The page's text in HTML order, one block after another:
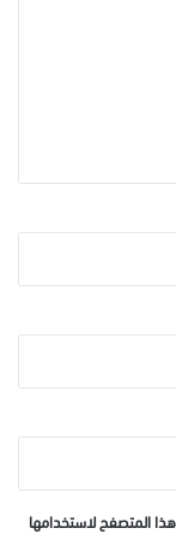
المتصفح لاستخدامها